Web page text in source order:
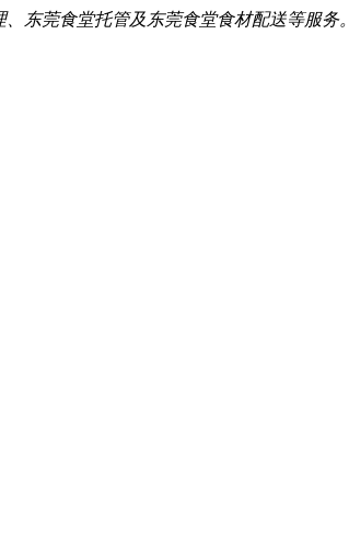
东莞食堂托管及东莞食堂食材配送等服务。